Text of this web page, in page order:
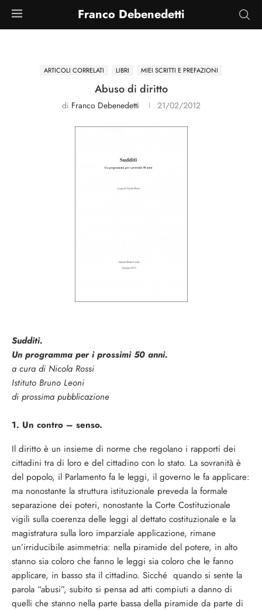
Franco Debenedetti
ARTICOLI CORRELATI LIBRI MIEI SCRITTI E PREFAZIONI
Abuso di diritto
di Franco Debenedetti 21/02/2012
Sudditi.
Un programma per i prossimi 50 anni.
a cura di Nicola Rossi
Istituto Bruno Leoni
di prossima pubblicazione
1. Un contro – senso.
Il diritto è un insieme di norme che regolano i rapporti dei
cittadini tra di loro e del cittadino con lo stato. La sovranità è
del popolo, il Parlamento fa le leggi, il governo le fa applicare:
ma nonostante la struttura istituzionale preveda la formale
separazione dei poteri, nonostante la Corte Costituzionale
vigili sulla coerenza delle leggi al dettato costituzionale e la
magistratura sulla loro imparziale applicazione, rimane
un’irriducibile asimmetria: nella piramide del potere, in alto
stanno sia coloro che fanno le leggi sia coloro che le fanno
applicare, in basso sta il cittadino. Sicché quando si sente la
parola “abusi”, subito si pensa ad atti compiuti a danno di
quelli che stanno nella parte bassa della piramide da parte di